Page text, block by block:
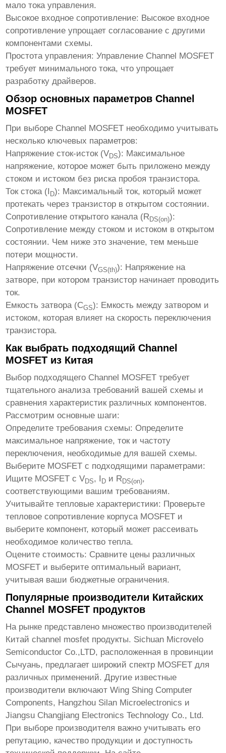
мало тока управления.
Высокое входное сопротивление: Высокое входное
сопротивление упрощает согласование с другими
компонентами схемы.
Простота управления: Управление Channel MOSFET
требует минимального тока, что упрощает
разработку драйверов.
Обзор основных параметров Channel
MOSFET
При выборе Channel MOSFET необходимо учитывать
несколько ключевых параметров:
Напряжение сток-исток (VDS): Максимальное
напряжение, которое может быть приложено между
стоком и истоком без риска пробоя транзистора.
Ток стока (I D): Максимальный ток, который может
протекать через транзистор в открытом состоянии.
Сопротивление открытого канала (RDS(on)):
Сопротивление между стоком и истоком в открытом
состоянии. Чем ниже это значение, тем меньше
потери мощности.
Напряжение отсечки (VGS(th)): Напряжение на
затворе, при котором транзистор начинает проводить
ток.
Емкость затвора (CGS): Емкость между затвором и
истоком, которая влияет на скорость переключения
транзистора.
Как выбрать подходящий Channel
MOSFET из Китая
Выбор подходящего Channel MOSFET требует
тщательного анализа требований вашей схемы и
сравнения характеристик различных компонентов.
Рассмотрим основные шаги:
Определите требования схемы: Определите
максимальное напряжение, ток и частоту
переключения, необходимые для вашей схемы.
Выберите MOSFET с подходящими параметрами:
Ищите MOSFET с VDS, I D и RDS(on),
соответствующими вашим требованиям.
Учитывайте тепловые характеристики: Проверьте
тепловое сопротивление корпуса MOSFET и
выберите компонент, который может рассеивать
необходимое количество тепла.
Оцените стоимость: Сравните цены различных
MOSFET и выберите оптимальный вариант,
учитывая ваши бюджетные ограничения.
Популярные производители Китайских
Channel MOSFET продуктов
На рынке представлено множество производителей
Китай channel mosfet продукты. Sichuan Microvelo
Semiconductor Co.,LTD, расположенная в провинции
Сычуань, предлагает широкий спектр MOSFET для
различных применений. Другие известные
производители включают Wing Shing Computer
Components, Hangzhou Silan Microelectronics и
Jiangsu Changjiang Electronics Technology Co., Ltd.
При выборе производителя важно учитывать его
репутацию, качество продукции и доступность